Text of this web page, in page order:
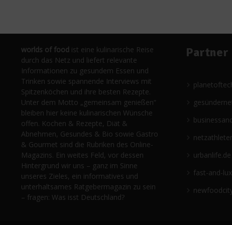
worlds of food ist eine kulinarische Reise
durch das Netz und liefert relevante
Informationen zu gesundem Essen und
Trinken sowie spannende Interviews mit
Spitzenköchen und ihre besten Rezepte.
Unter dem Motto „gemeinsam genießen“
bleiben hier keine kulinarischen Wünsche
offen. Kochen & Rezepte, Diät &
Abnehmen, Gesundes & Bio sowie Gastro
& Gourmet sind die Rubriken des Online-
Magazins. Ein weites Feld, vor dessen
Hintergrund wir uns – ganz im Sinne
unseres Zieles, ein informatives und
unterhaltsames Ratgebermagazin zu sein
– fragen: Was isst Deutschland?
Partner
urbanlife.de
fast-and-